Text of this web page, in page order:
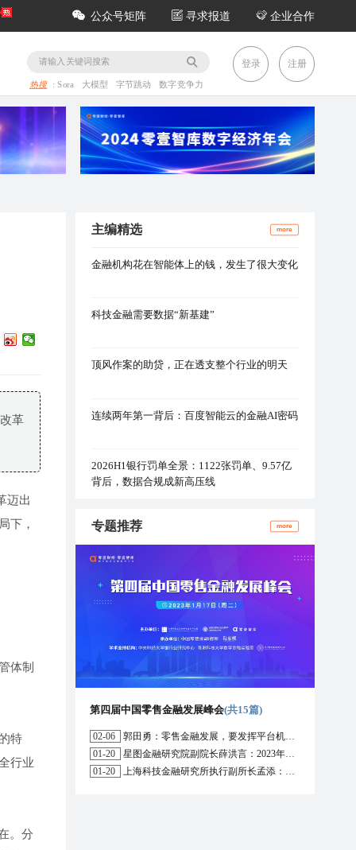
公众号矩阵 寻求报道 企业合作
热搜 :Sora 大模型 字节跳动 数字竞争力
登录 注册
革
迈出
下，
体制
特
行业
。分
主编精选 more
金融机构花在智能体上的钱，发生了很大变化
科技金融需要数据“新基建”
顶风作案的助贷，正在透支整个行业的明天
连续两年第一背后：百度智能云的金融AI密码
2026H1银行罚单全景：1122张罚单、9.57亿
背后，数据合规成新高压线
专题推荐 more
第四届中国零售金融发展峰会(共15篇)
02-06
郭田勇：零售金融发展，要发挥平台机构的作用
01-20
星图金融研究院副院长薛洪言：2023年消费信贷或迎来新起点
01-20
上海科技金融研究所执行副所长孟添：开放银行与嵌入式金融为数字普惠金融带来更大发展空间